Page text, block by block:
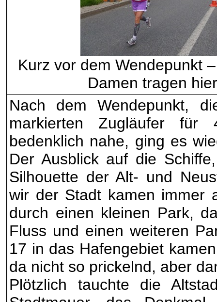
Kurz vor dem Wendepunkt
Damen tragen
Nach dem Wendepunkt,
markierten Zugläufer
bedenklich nahe, ging es
Der Ausblick auf die
Silhouette der Alt- und
wir der Stadt kamen immer
durch einen kleinen Park,
Fluss und einen weiteren
17 in das Hafengebiet
da nicht so prickelnd, aber
Plötzlich tauchte die